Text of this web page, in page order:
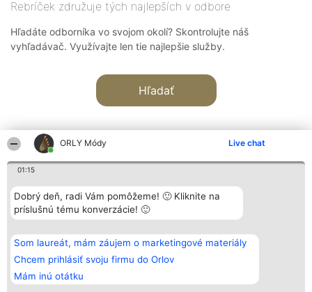
ORLY Módy Live chat
01:15
Dobrý deň, radi Vám pomôžeme! 🙂 Kliknite na
príslušnú tému konverzácie! 🙂
Som laureát, mám záujem o marketingové materiály
Chcem prihlásiť svoju firmu do Orlov
Mám inú otátku
Rebríček združuje tých najlepších v odbore
Hľadáte odborníka vo svojom okolí? Skontrolujte náš
vyhľadávač. Využívajte len tie najlepšie služby.
Hľadať
Organizátor hodnotenia
Bright Side Solutions sp. z o.
o. sp. k.
Wrocław 50-079
KRS 0000749100 | Regon
381313360 | NIP 8943132676
+48 508 492 400
Hodnotenie
Laureáti
Lista
Laureatów
Podmienky
Obchodné
podmienky
ochrany
Kontakt
Kontakt